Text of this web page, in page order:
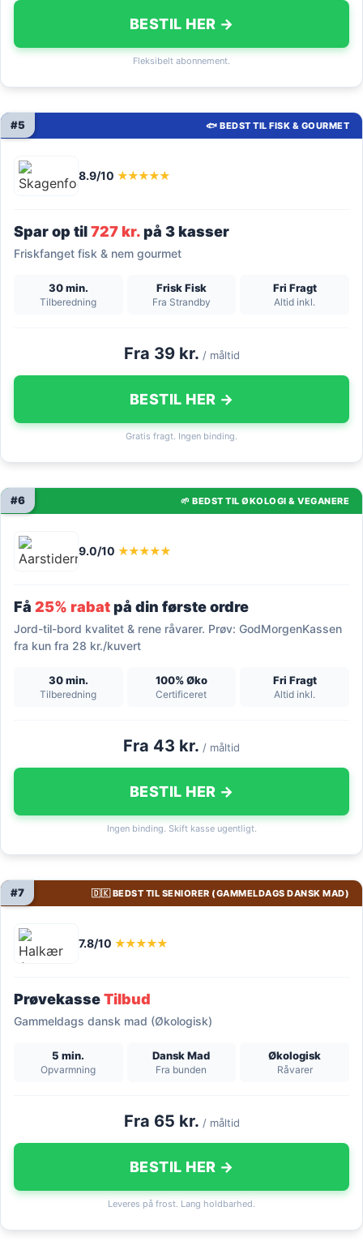
BESTIL HER →
Fleksibelt abonnement.
🐟 BEDST TIL FISK & GOURMET
#5
8.9/10 ★★★★★
Spar op til727 kr.på 3 kasser
Friskfanget fisk & nem gourmet
30 min.
Tilberedning
Frisk Fisk
Fra Strandby
Fri Fragt
Altid inkl.
Fra 39 kr. / måltid
BESTIL HER →
Gratis fragt. Ingen binding.
🌱 BEDST TIL ØKOLOGI & VEGANERE
#6
9.0/10 ★★★★★
Få 25% rabatpå din første ordre
Jord-til-bord kvalitet & rene råvarer. Prøv: GodMorgenKassen
fra kun fra 28 kr./kuvert
30 min.
Tilberedning
100% Øko
Certificeret
Fri Fragt
Altid inkl.
Fra 43 kr. / måltid
BESTIL HER →
Ingen binding. Skift kasse ugentligt.
🇩🇰 BEDST TIL SENIORER (GAMMELDAGS DANSK MAD)
#7
7.8/10 ★★★★★
PrøvekasseTilbud
Gammeldags dansk mad (Økologisk)
5 min.
Opvarmning
Dansk Mad
Fra bunden
Økologisk
Råvarer
Fra 65 kr. / måltid
BESTIL HER →
Leveres på frost. Lang holdbarhed.